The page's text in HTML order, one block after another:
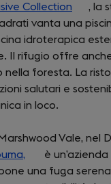
tab)
Collection (opens
in
a
new
tab)
, la
vanta una
idroterapica
Il rifugio offre
nella foresta. La
salutari e
in loco.
Vale, nel
(opens
in
è
una fuga serena